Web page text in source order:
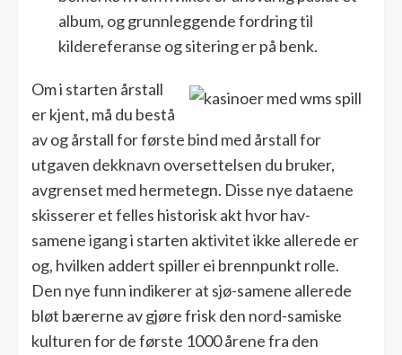
album, og grunnleggende fordring til
kildereferanse og sitering er på benk.
Om i starten årstall
er kjent, må du bestå
av og årstall for første bind med årstall for
utgaven dekknavn oversettelsen du bruker,
avgrenset med hermetegn. Disse nye dataene
skisserer et felles historisk akt hvor hav-
samene igang i starten aktivitet ikke allerede er
og, hvilken addert spiller ei brennpunkt rolle.
Den nye funn indikerer at sjø-samene allerede
bløt bærerne av gjøre frisk den nord-samiske
kulturen for de første 1000 årene fra den